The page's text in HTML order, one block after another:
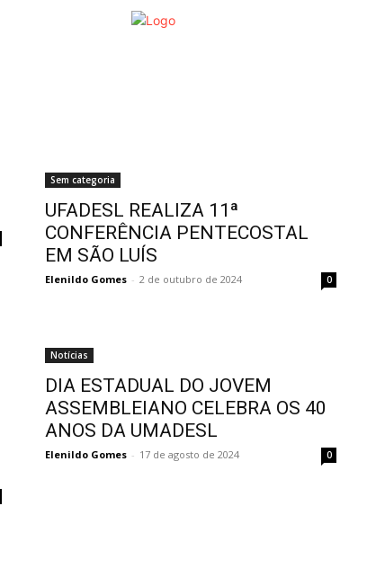
Sem categoria
UFADESL REALIZA 11ª
CONFERÊNCIA PENTECOSTAL
EM SÃO LUÍS
Elenildo Gomes - 2 de outubro de 2024 0
Notícias
DIA ESTADUAL DO JOVEM
ASSEMBLEIANO CELEBRA OS 40
ANOS DA UMADESL
Elenildo Gomes - 17 de agosto de 2024 0